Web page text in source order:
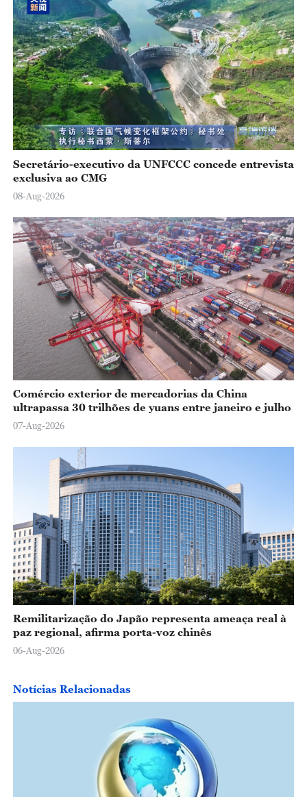
Secretário-executivo da UNFCCC concede entrevista
exclusiva ao CMG
08-Aug-2026
Comércio exterior de mercadorias da China
ultrapassa 30 trilhões de yuans entre janeiro e julho
07-Aug-2026
Remilitarização do Japão representa ameaça real à
paz regional, afirma porta-voz chinês
06-Aug-2026
Notícias Relacionadas